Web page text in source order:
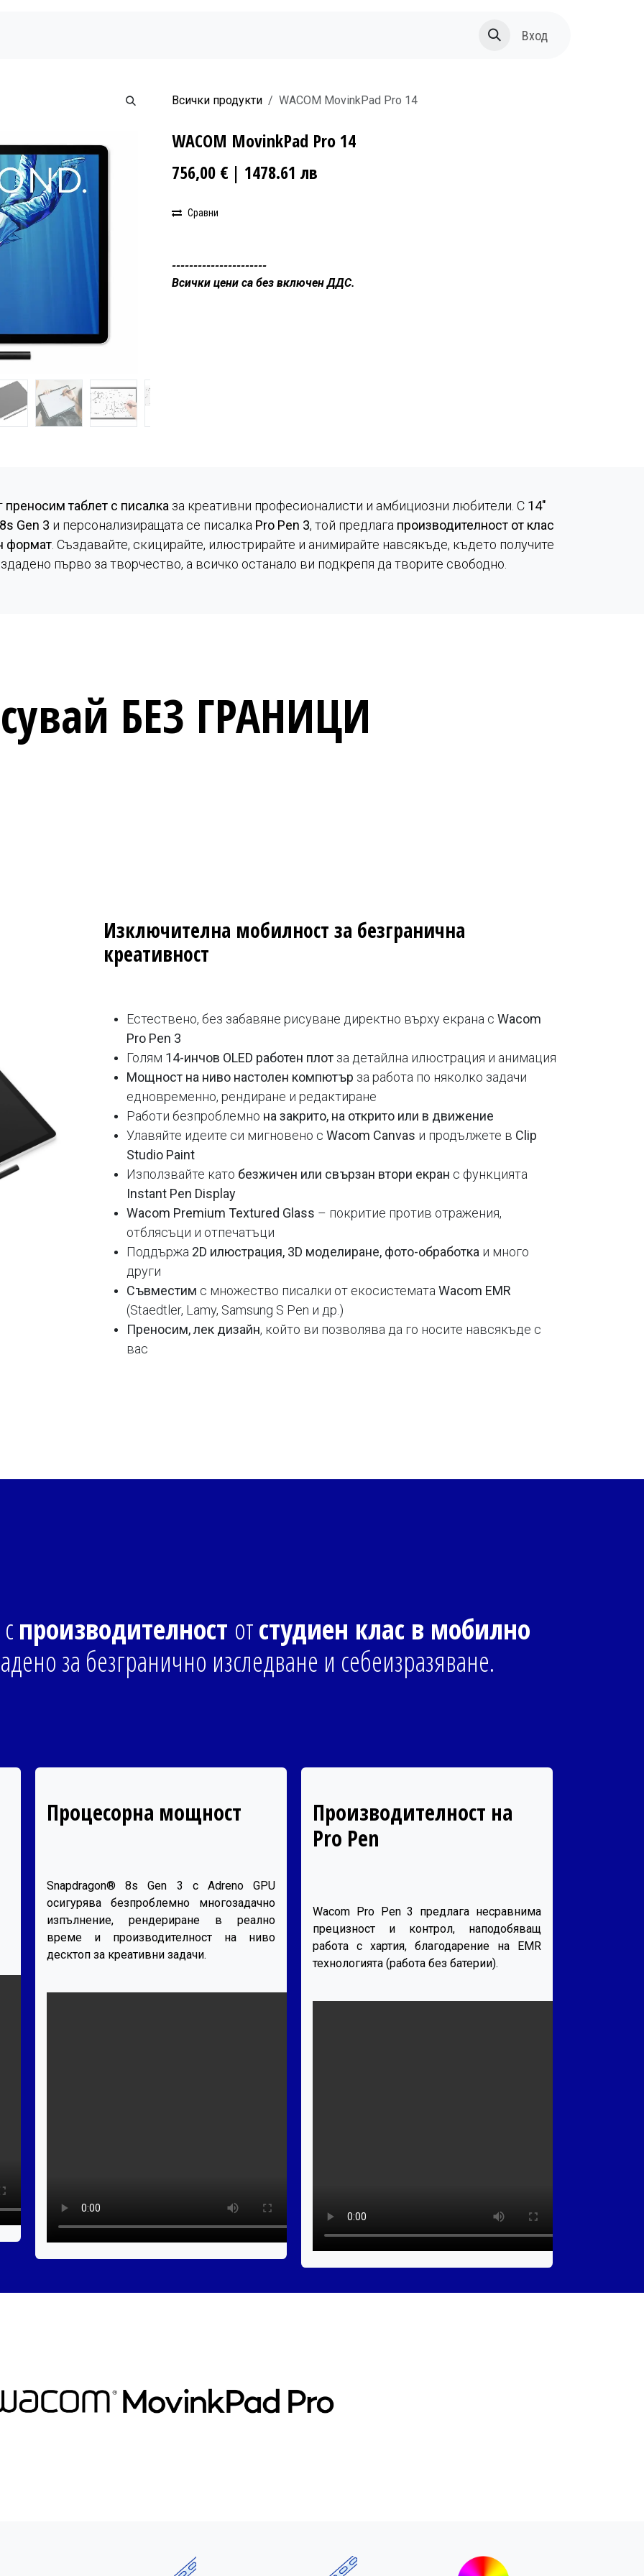
Вход
Всички продукти WACOM MovinkPad Pro 14
WACOM MovinkPad Pro 14
756,00 € | 1478.61 лв
Сравни
----------------------
Всички цени са без включен ДДС.
преносим таблет с писалка за креативни професионалисти и амбициозни любители. С 14"
Gen 3 и персонализиращата се писалка Pro Pen 3, той предлага производителност от клас
формат. Създавайте, скицирайте, илюстрирайте и анимирайте навсякъде, където получите
първо за творчество, а всичко останало ви подкрепя да творите свободно.
БЕЗ ГРАНИЦИ
Изключителна мобилност за безгранична
креативност
Естествено, без забавяне рисуване директно върху екрана с Wacom
Pro Pen 3
Голям 14-инчов OLED работен плот за детайлна илюстрация и анимация
Мощност на ниво настолен компютър за работа по няколко задачи
едновременно, рендиране и редактиране
Работи безпроблемно на закрито, на открито или в движение
Улавяйте идеите си мигновено с Wacom Canvas и продължете в Clip
Studio Paint
Използвайте като безжичен или свързан втори екран с функцията
Instant Pen Display
Wacom Premium Textured Glass – покритие против отражения,
отблясъци и отпечатъци
Поддържа 2D илюстрация, 3D моделиране, фото-обработка и много
други
Съвместим с множество писалки от екосистемата Wacom EMR
(Staedtler, Lamy, Samsung S Pen и др.)
Преносим, лек дизайн, който ви позволява да го носите навсякъде с
вас
спроизводителност отстудиен клас в мобилно
за безгранично изследване и себеизразяване.
Процесорна мощност
Snapdragon® 8s Gen 3 с Adreno GPU
осигурява безпроблемно многозадачно
изпълнение, рендериране в реално
време и производителност на ниво
десктоп за креативни задачи.
Производителност на
Pro Pen
Wacom Pro Pen 3 предлага несравнима
прецизност и контрол, наподобяващ
работа с хартия, благодарение на EMR
технологията (работа без батерии).